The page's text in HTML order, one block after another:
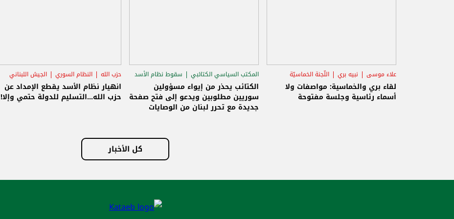
علاء موسى نبيه بري اللّجنة الخماسيّة
لقاء بري والخماسية: مواصفات ولا
أسماء رئاسية وجلسة مفتوحة
المكتب السياسي الكتائبي
سقوط نظام الأسد
الاستحقاق الرئاسي
الكتائب يحذر من إيواء مسؤولين
سوريين مطلوبين ويدعو إلى فتح صفحة
جديدة مع تحرر لبنان من الوصايات
حزب الله النظام السوري الجيش اللبناني
انهيار نظام الأسد يقطع الإمداد عن
حزب الله...التسليم للدولة حتمي وإلا!
كل الأخبار